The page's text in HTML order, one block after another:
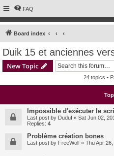
FAQ
Board index
Duik 15 et anciennes
New Topic
24 topics •
Impossible d'exécuter le
Last post by Duduf « Sat Jun 02,
Replies: 4
Problème création bones
Last post by FreeWolf « Thu Apr